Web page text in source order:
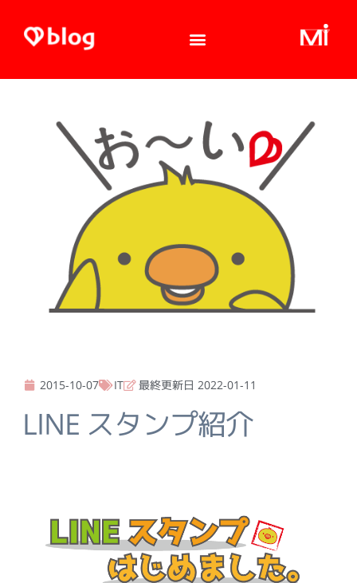
キ
2015-10-07 IT 最終更新日 2022-01-11
LINE スタンプ紹介